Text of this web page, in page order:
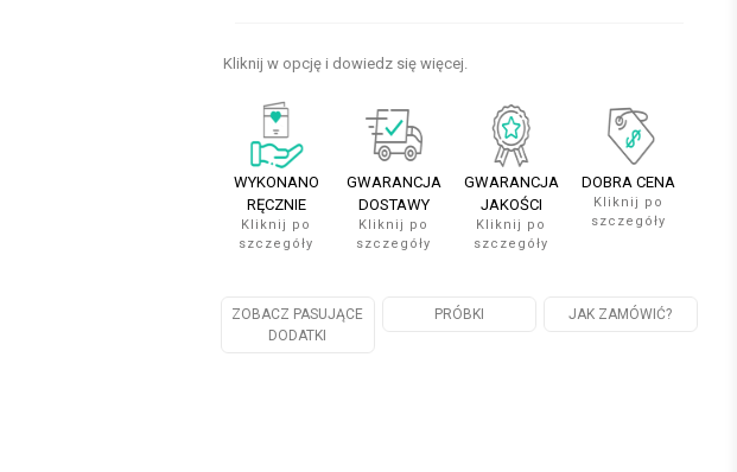
Kliknij w opcję i dowiedz się więcej.
WYKONANO
RĘCZNIE
Kliknij po
szczegóły
GWARANCJA
DOSTAWY
Kliknij po
szczegóły
GWARANCJA
JAKOŚCI
Kliknij po
szczegóły
DOBRA CENA
Kliknij po
szczegóły
ZOBACZ PASUJĄCE
DODATKI
PRÓBKI JAK ZAMÓWIĆ?